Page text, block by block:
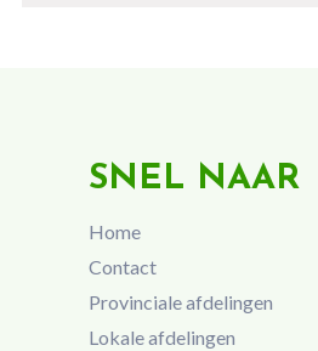
SNEL NAAR
Home
Contact
Provinciale afdelingen
Lokale afdelingen